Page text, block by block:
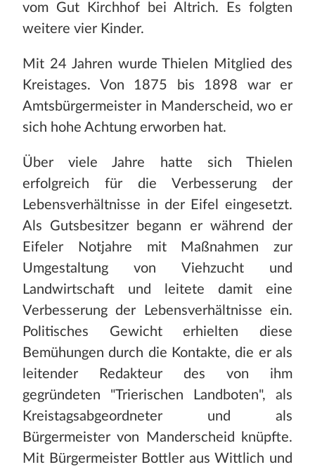
vom Gut Kirchhof bei Altrich. Es folgten
weitere vier Kinder.
Mit 24 Jahren wurde Thielen Mitglied des
Kreistages. Von 1875 bis 1898 war er
Amtsbürgermeister in Manderscheid, wo er
sich hohe Achtung erworben hat.
Über viele Jahre hatte sich Thielen
erfolgreich für die Verbesserung der
Lebensverhältnisse in der Eifel eingesetzt.
Als Gutsbesitzer begann er während der
Eifeler Notjahre mit Maßnahmen zur
Umgestaltung von Viehzucht und
Landwirtschaft und leitete damit eine
Verbesserung der Lebensverhältnisse ein.
Politisches Gewicht erhielten diese
Bemühungen durch die Kontakte, die er als
leitender Redakteur des von ihm
gegründeten "Trierischen Landboten", als
Kreistagsabgeordneter und als
Bürgermeister von Manderscheid knüpfte.
Mit Bürgermeister Bottler aus Wittlich und